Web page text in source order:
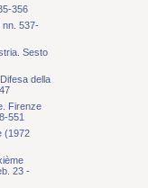
356
nn. 537-
Sesto
della
Firenze
551
(1972
23 -